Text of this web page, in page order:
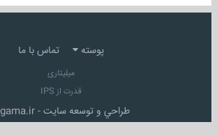
پوسته تماس با ما
میلیتاری
قدرت از IPS
طراحي و توسعه سايت - iTgama.ir